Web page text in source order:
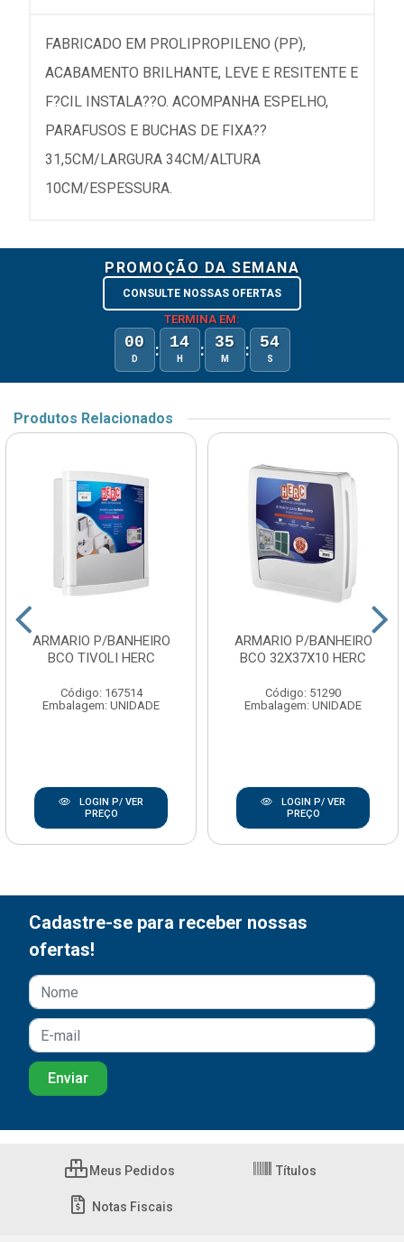
FABRICADO EM PROLIPROPILENO (PP),
ACABAMENTO BRILHANTE, LEVE E RESITENTE E
F?CIL INSTALA??O. ACOMPANHA ESPELHO,
PARAFUSOS E BUCHAS DE FIXA??
31,5CM/LARGURA 34CM/ALTURA
10CM/ESPESSURA.
PROMOÇÃO DA SEMANA
CONSULTE NOSSAS OFERTAS
TERMINA EM:
00
D : 14
H : 35
M : 54
S
Produtos Relacionados
ARMARIO P/BANHEIRO
BCO TIVOLI HERC
Código: 167514
Embalagem: UNIDADE
LOGIN P/ VER
PREÇO
ARMARIO P/BANHEIRO
BCO 32X37X10 HERC
Código: 51290
Embalagem: UNIDADE
LOGIN P/ VER
PREÇO
Cadastre-se para receber nossas
ofertas!
Meus Pedidos Títulos
Notas Fiscais